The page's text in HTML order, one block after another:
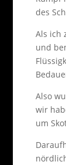
des
Als ich
und
Also
wir
um